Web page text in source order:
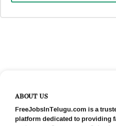
ABOUT US
FreeJobsInTelugu.com is a
platform dedicated to providing